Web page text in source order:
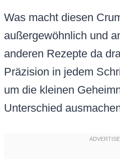
Was macht diesen
außergewöhnlich und
anderen Rezepte da
Präzision in jedem
um die kleinen
Unterschied